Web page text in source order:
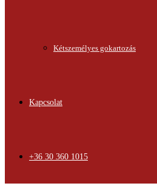
Kétszemélyes gokartozás
Kapcsolat
+36 30 360 1015